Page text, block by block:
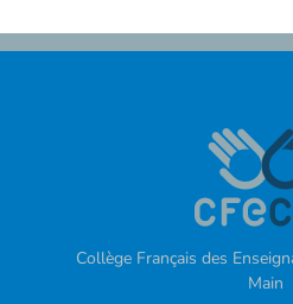
Collège Français des
Main